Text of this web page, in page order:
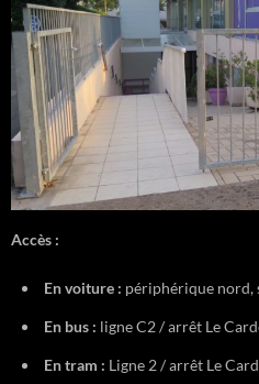
Accès :
En voiture : périphérique nord,
En bus : ligne C2 / arrêt Le
En tram : Ligne 2 / arrêt Le